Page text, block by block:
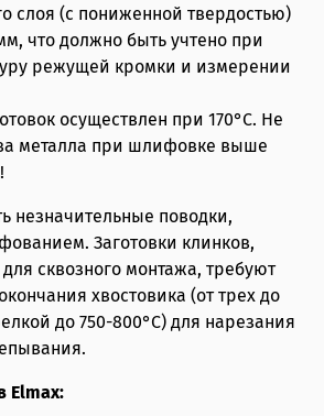
слоя (с пониженной твердостью)
что должно быть учтено при
режущей кромки и измерении
осуществлен при 170°С. Не
металла при шлифовке выше
незначительные поводки,
Заготовки клинков,
сквозного монтажа, требуют
хвостовика (от трех до
до 750-800°С) для нарезания
Elmax: